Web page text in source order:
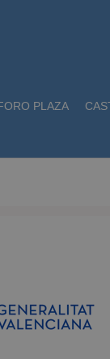
PLAZA